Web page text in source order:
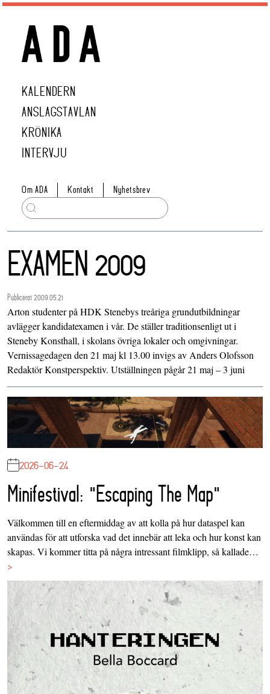
KALENDERN
ANSLAGSTAVLAN
KRÖNIKA
INTERVJU
Om ADA Kontakt Nyhetsbrev
EXAMEN 2009
Publicerat 2009.05.21
Arton studenter på HDK Stenebys treåriga grundutbildningar
avlägger kandidatexamen i vår. De ställer traditionsenligt ut i
Steneby Konsthall, i skolans övriga lokaler och omgivningar.
Vernissagedagen den 21 maj kl 13.00 invigs av Anders Olofsson
Redaktör Konstperspektiv. Utställningen pågår 21 maj – 3 juni
2026-06-24
Minifestival: "Escaping The Map"
Välkommen till en eftermiddag av att kolla på hur dataspel kan
användas för att utforska vad det innebär att leka och hur konst kan
skapas. Vi kommer titta på några intressant filmklipp, så kallade…
>